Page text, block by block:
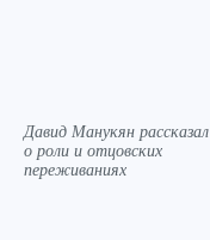
Давид Манукян рассказал
о роли и отцовских
переживаниях